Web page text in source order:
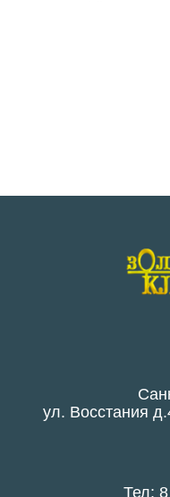
ул. Восстания
Тел: